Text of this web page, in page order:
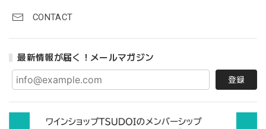
CONTACT
最新情報が届く！メールマガジン
登録